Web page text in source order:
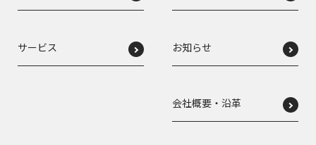
サービス お知らせ
会社概要・沿革